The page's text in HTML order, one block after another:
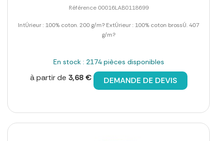
Référence 00016LAB0118699
IntÚrieur : 100% coton. 200 g/m? ExtÚrieur : 100% coton brossÚ. 407
g/m?
En stock : 2174 pièces disponibles
à partir de 3,68 € DEMANDE DE DEVIS